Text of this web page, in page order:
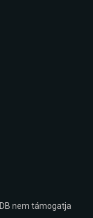
nem támogatja